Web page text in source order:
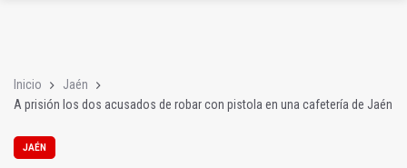
Inicio
Jaén
A prisión los dos acusados de robar con pistola en una cafetería de Jaén
JAÉN